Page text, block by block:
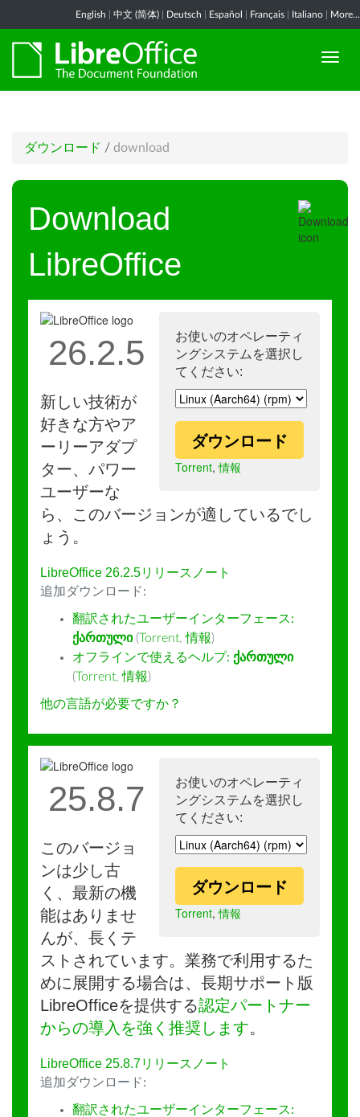
English 中文 (简体) Deutsch Español Français Italiano More...
ダウンロード / download
Download
LibreOffice
お使いのオペレーティ
ングシステムを選択し
てください:
ダウンロード
Torrent,情報
26.2.5
新しい技術が
好きな方やア
ーリーアダプ
ター、パワー
ユーザーな
ら、このバージョンが適しているでし
ょう。
LibreOffice 26.2.5リリースノート
追加ダウンロード:
翻訳されたユーザーインターフェース:
ქართული (Torrent,情報)
オフラインで使えるヘルプ: ქართული
(Torrent,情報)
他の言語が必要ですか？
お使いのオペレーティ
ングシステムを選択し
てください:
ダウンロード
Torrent,情報
25.8.7
このバージョ
ンは少し古
く、最新の機
能はありませ
んが、長くテ
ストされています。業務で利用するた
めに展開する場合は、長期サポート版
LibreOfficeを提供する認定パートナー
からの導入を強く推奨します。
LibreOffice 25.8.7リリースノート
追加ダウンロード:
翻訳されたユーザーインターフェース: